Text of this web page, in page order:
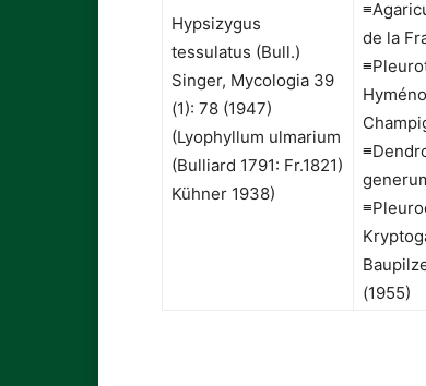
Hypsizygus
tessulatus (Bull.)
Singer, Mycologia 39
(1): 78 (1947)
(Lyophyllum ulmarium
(Bulliard 1791: Fr.1821)
Kühner 1938)
de la
(1955)